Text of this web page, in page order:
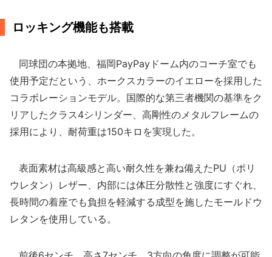
ロッキング機能も搭載
同球団の本拠地、福岡PayPayドーム内のコーチ室でも
使用予定だという、ホークスカラーのイエローを採用した
コラボレーションモデル。国際的な第三者機関の基準をク
リアしたクラス4シリンダー、高剛性のメタルフレームの
採用により、耐荷重は150キロを実現した。
表面素材は高級感と高い耐久性を兼ね備えたPU（ポリ
ウレタン）レザー、内部には体圧分散性と強度にすぐれ、
長時間の着座でも負担を軽減する成型を施したモールドウ
レタンを使用している。